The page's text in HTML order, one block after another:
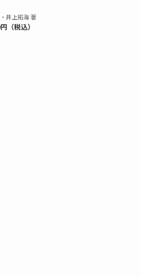
井上拓海 著
（税込）